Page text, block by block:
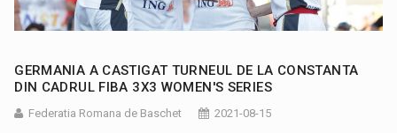
GERMANIA A CASTIGAT TURNEUL DE LA CONSTANTA
DIN CADRUL FIBA 3X3 WOMEN'S SERIES
Federatia Romana de Baschet 2021-08-15